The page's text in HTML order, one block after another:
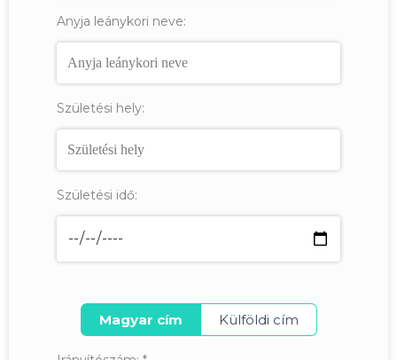
Anyja leánykori neve:
Születési hely:
Születési idő:
Magyar cím Külföldi cím